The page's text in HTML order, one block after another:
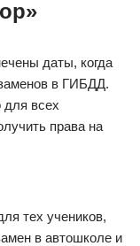
даты, когда
в ГИБДД.
для всех
права на
тех учеников,
в автошколе и